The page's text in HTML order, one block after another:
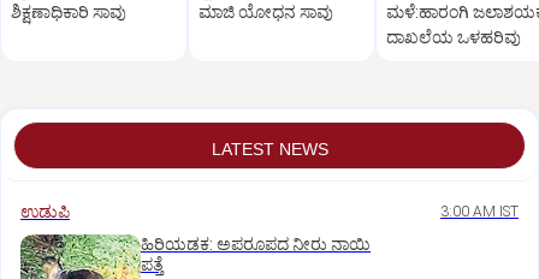
ಶಿಕ್ಷಣಾಧಿಕಾರಿ ಸಾವು
ಮಾಜಿ ಯೋಧನ ಸಾವು
ಮಳೆ:ಹಾರಂಗಿ
ದಾಖಲೆಯ ಒಳಹರಿವು
LATEST NEWS
ಉಡುಪಿ 3:00 AM IST
ಹಿರಿಯಡಕ: ಅಪರೂಪದ ನೀರು ನಾಯಿ
ಪತ್ತೆ